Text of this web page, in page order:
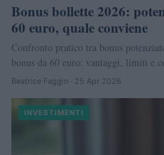
Bonus bollette 2026:
60 euro, quale conviene
Confronto pratico tra bonus
bonus da 60 euro: vantaggi, limiti e
Beatrice Faggin · 25 Apr 2026
INVESTIMENTI